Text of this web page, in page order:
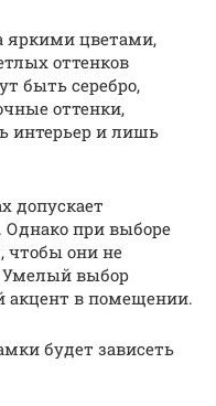
яркими цветами,
оттенков
быть серебро,
оттенки,
интерьер и лишь
допускает
Однако при выборе
чтобы они не
выбор
акцент в помещении.
будет зависеть